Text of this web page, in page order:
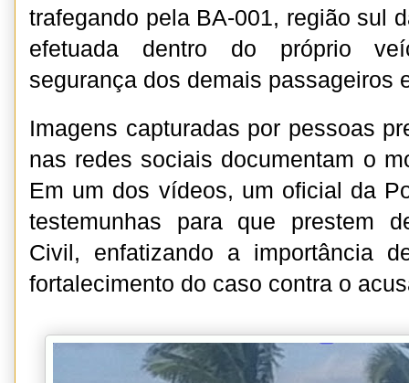
trafegando pela BA-001, região sul
efetuada dentro do próprio
segurança dos demais passageiros
Imagens capturadas por pessoas
nas redes sociais documentam o
Em um dos vídeos, um oficial da
testemunhas para que prestem
Civil, enfatizando a importância
fortalecimento do caso contra o